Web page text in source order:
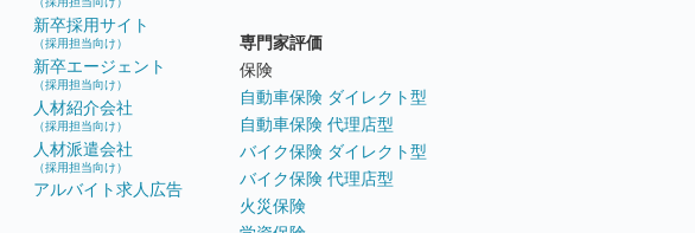
新卒採用サイト
（採用担当向け）
新卒エージェント
（採用担当向け）
人材紹介会社
（採用担当向け）
人材派遣会社
（採用担当向け）
アルバイト求人広告
専門家評価
保険
自動車保険 ダイレクト型
自動車保険 代理店型
バイク保険 ダイレクト型
バイク保険 代理店型
火災保険